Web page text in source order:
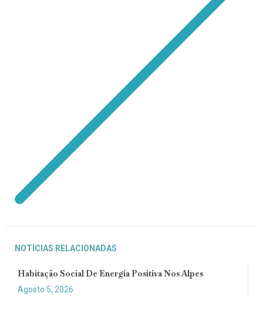
NOTÍCIAS RELACIONADAS
Habitação Social De Energia Positiva Nos Alpes
Agosto 5, 2026